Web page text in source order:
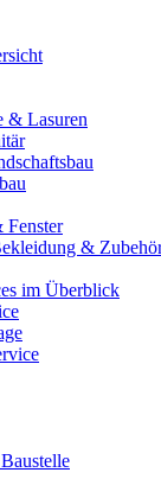
& Lasuren
Fenster
&
im Überblick